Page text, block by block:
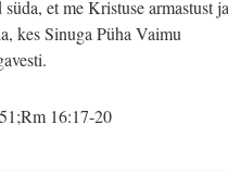
et me Kristuse armastust
kes Sinuga Püha Vaimu
16:17-20